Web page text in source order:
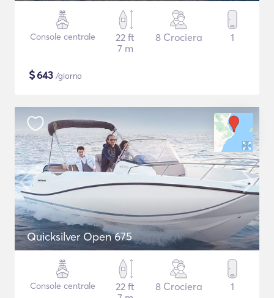
Console centrale
22 ft
7 m
8 Crociera 1
$643 /giorno
Quicksilver Open 675
Console centrale
22 ft
8 Crociera 1